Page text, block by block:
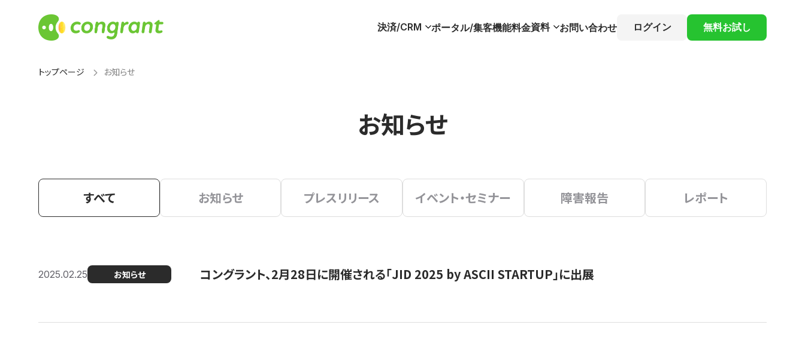
決済/CRM ポータル/集客機能料金資料 お問い合わせ ログイン 無料お試し
トップページ お知らせ
お知らせ
すべて お知らせ プレスリリース イベント・セミナー 障害報告 レポート
2025.02.25 お知らせ コングラント、2月28日に開催される「JID 2025 by ASCII STARTUP」に出展